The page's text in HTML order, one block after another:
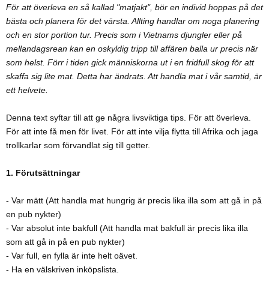
r
e
För att överleva en så kallad "matjakt", bör en individ hoppas på det
bästa och planera för det värsta. Allting handlar om noga planering
och en stor portion tur. Precis som i Vietnams djungler eller på
mellandagsrean kan en oskyldig tripp till affären balla ur precis när
som helst. Förr i tiden gick människorna ut i en fridfull skog för att
skaffa sig lite mat. Detta har ändrats. Att handla mat i vår samtid, är
ett helvete.
Denna text syftar till att ge några livsviktiga tips. För att överleva.
För att inte få men för livet. För att inte vilja flytta till Afrika och jaga
trollkarlar som förvandlat sig till getter.
1. Förutsättningar
- Var mätt (Att handla mat hungrig är precis lika illa som att gå in på
en pub nykter)
- Var absolut inte bakfull (Att handla mat bakfull är precis lika illa
som att gå in på en pub nykter)
- Var full, en fylla är inte helt oävet.
- Ha en välskriven inköpslista.